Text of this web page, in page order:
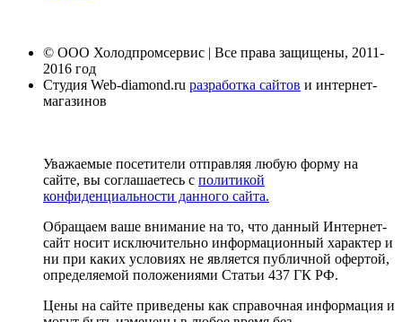
© ООО Холодпромсервис | Все права защищены, 2011-
2016 год
Студия Web-diamond.ru разработка сайтов и интернет-
магазинов
Уважаемые посетители отправляя любую форму на
сайте, вы соглашаетесь с политикой
конфиденциальности данного сайта.
Обращаем ваше внимание на то, что данный Интернет-
сайт носит исключительно информационный характер и
ни при каких условиях не является публичной офертой,
определяемой положениями Статьи 437 ГК РФ.
Цены на сайте приведены как справочная информация и